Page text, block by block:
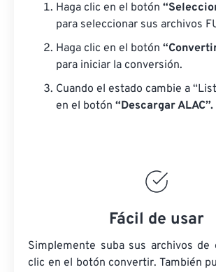
Haga clic en el botón
para seleccionar sus archivos
Haga clic en el botón
para iniciar la conversión.
Cuando el estado cambie a
en el botón “Descargar ALAC”.
Fácil de usar
Simplemente suba sus archivos de
clic en el botón convertir. También